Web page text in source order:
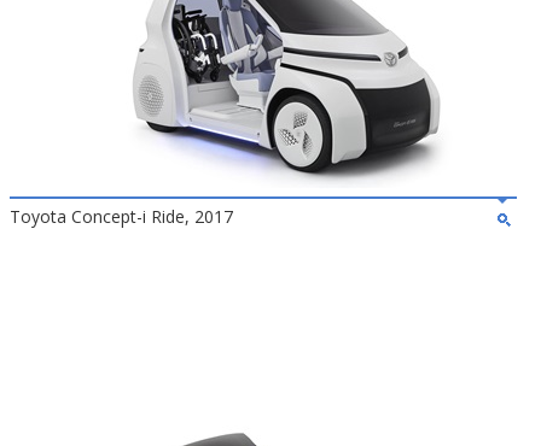
Toyota Concept-i Ride, 2017